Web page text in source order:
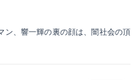
ン、響一輝の裏の顔は、闇社会の頂